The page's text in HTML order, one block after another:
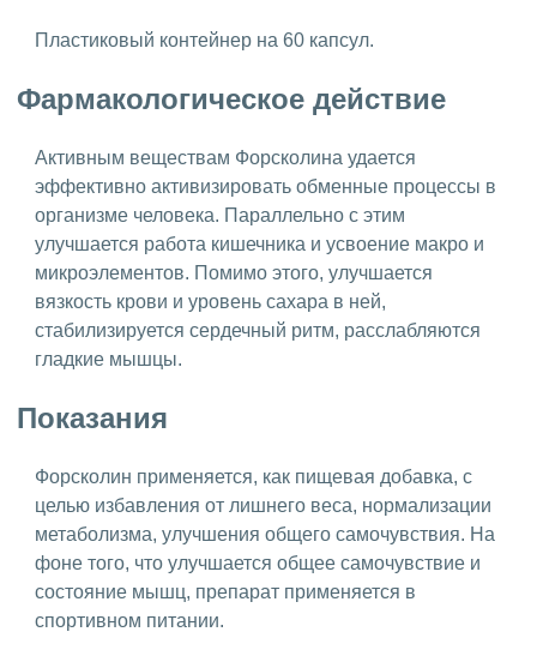
Пластиковый контейнер на 60 капсул.
Фармакологическое действие
Активным веществам Форсколина удается
эффективно активизировать обменные процессы в
организме человека. Параллельно с этим
улучшается работа кишечника и усвоение макро и
микроэлементов. Помимо этого, улучшается
вязкость крови и уровень сахара в ней,
стабилизируется сердечный ритм, расслабляются
гладкие мышцы.
Показания
Форсколин применяется, как пищевая добавка, с
целью избавления от лишнего веса, нормализации
метаболизма, улучшения общего самочувствия. На
фоне того, что улучшается общее самочувствие и
состояние мышц, препарат применяется в
спортивном питании.